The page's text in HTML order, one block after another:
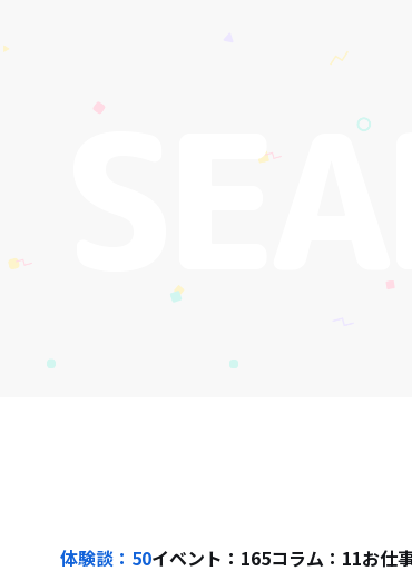
体験談：50イベント：165コラム：11お仕